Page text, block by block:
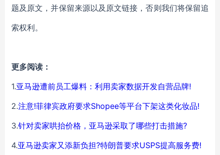
题及原文，并保留来源以及原文链接，否则我们将保留追
索权利。
更多阅读：
1.亚马逊遭前员工爆料：利用卖家数据开发自营品牌!
2.注意!菲律宾政府要求Shopee等平台下架这类化妆品!
3.针对卖家哄抬价格，亚马逊采取了哪些打击措施?
4.亚马逊卖家又添新负担?特朗普要求USPS提高服务费!